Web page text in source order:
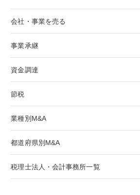
会社・事業を売る
事業承継
資金調達
節税
業種別M&A
都道府県別M&A
税理士法人・会計事務所一覧